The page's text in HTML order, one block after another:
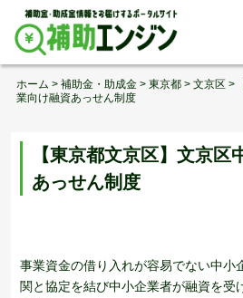
Skip
content
ホーム > 補助金・助成金 > 東京都 > 文京区 >
業向け融資あっせん制度
【東京都文京区】文京区
あっせん制度
事業資金の借り入れが容易でない中小
関と協定を結び中小企業者が融資を受